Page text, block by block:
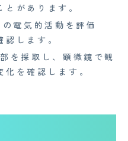
があります。
の電気的活動を評価
します。
を採取し、顕微鏡で観
を確認します。